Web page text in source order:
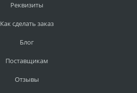
Реквизиты
Как сделать заказ
Блог
Поставщикам
Отзывы